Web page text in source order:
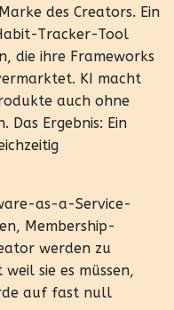
des Creators. Ein
Tracker-Tool
die ihre Frameworks
KI macht
auch ohne
Das Ergebnis: Ein
as-a-Service-
Membership-
werden zu
sie es müssen,
auf fast null